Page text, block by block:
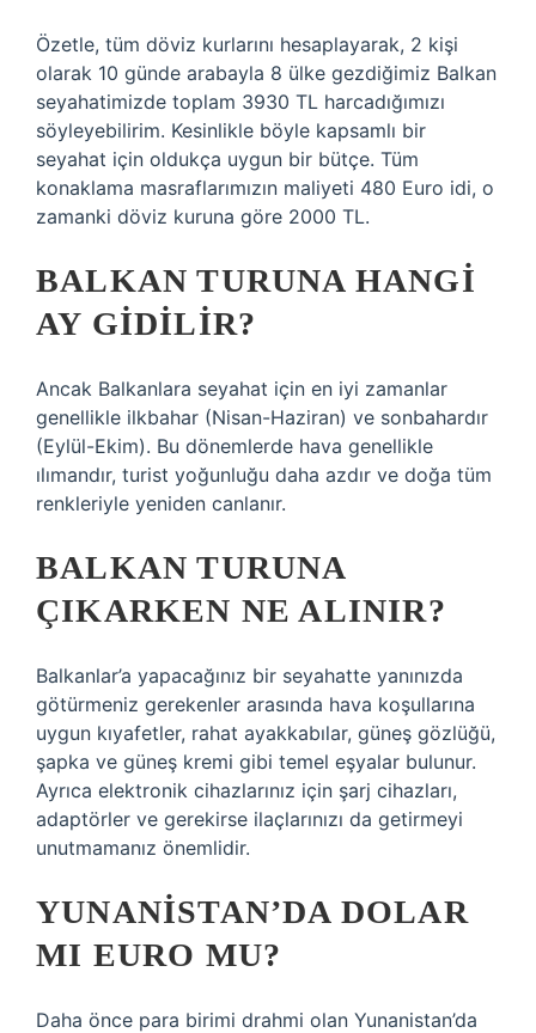
Özetle, tüm döviz kurlarını hesaplayarak, 2 kişi
olarak 10 günde arabayla 8 ülke gezdiğimiz Balkan
seyahatimizde toplam 3930 TL harcadığımızı
söyleyebilirim. Kesinlikle böyle kapsamlı bir
seyahat için oldukça uygun bir bütçe. Tüm
konaklama masraflarımızın maliyeti 480 Euro idi, o
zamanki döviz kuruna göre 2000 TL.
BALKAN TURUNA HANGI
AY GIDILIR?
Ancak Balkanlara seyahat için en iyi zamanlar
genellikle ilkbahar (Nisan-Haziran) ve sonbahardır
(Eylül-Ekim). Bu dönemlerde hava genellikle
ılımandır, turist yoğunluğu daha azdır ve doğa tüm
renkleriyle yeniden canlanır.
BALKAN TURUNA
ÇIKARKEN NE ALINIR?
Balkanlar’a yapacağınız bir seyahatte yanınızda
götürmeniz gerekenler arasında hava koşullarına
uygun kıyafetler, rahat ayakkabılar, güneş gözlüğü,
şapka ve güneş kremi gibi temel eşyalar bulunur.
Ayrıca elektronik cihazlarınız için şarj cihazları,
adaptörler ve gerekirse ilaçlarınızı da getirmeyi
unutmamanız önemlidir.
YUNANISTAN’DA DOLAR
MI EURO MU?
Daha önce para birimi drahmi olan Yunanistan’da